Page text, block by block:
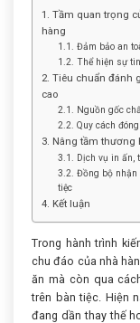
1. Tầm quan trọng
hàng
1.1. Đảm bảo an
1.2. Thể hiện sự
2. Tiêu chuẩn đánh
cao
2.1. Nguồn gốc
2.2. Quy cách
3. Nâng tầm thương
3.1. Dịch vụ in ấn,
3.2. Đồng bộ nhận
tiệc
4. Kết luận
Trong hành trình
chu đáo của nhà
ăn mà còn qua
trên bàn tiệc. Hiện
đang dần thay thế